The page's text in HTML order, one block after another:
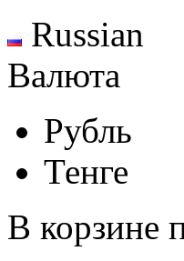
Russian
Валюта
Рубль
Тенге
В корзине